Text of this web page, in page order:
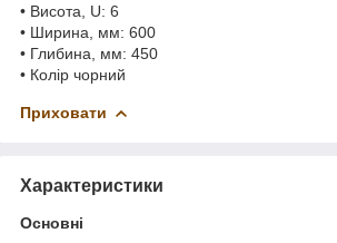
• Висота, U: 6
• Ширина, мм: 600
• Глибина, мм: 450
• Колір чорний
Приховати
Характеристики
Основні